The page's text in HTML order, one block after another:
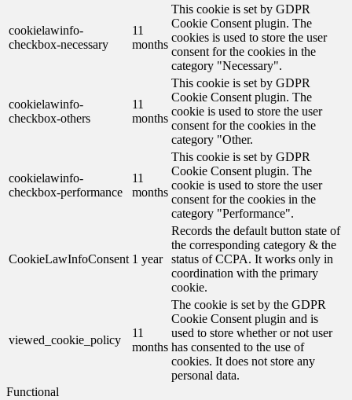
cookielawinfo-
checkbox-necessary
11
months
This cookie is set by GDPR
Cookie Consent plugin. The
cookies is used to store the user
consent for the cookies in the
category "Necessary".
cookielawinfo-
checkbox-others
11
months
This cookie is set by GDPR
Cookie Consent plugin. The
cookie is used to store the user
consent for the cookies in the
category "Other.
cookielawinfo-
checkbox-performance
11
months
This cookie is set by GDPR
Cookie Consent plugin. The
cookie is used to store the user
consent for the cookies in the
category "Performance".
CookieLawInfoConsent 1 year
Records the default button state of
the corresponding category & the
status of CCPA. It works only in
coordination with the primary
cookie.
viewed_cookie_policy
11
months
The cookie is set by the GDPR
Cookie Consent plugin and is
used to store whether or not user
has consented to the use of
cookies. It does not store any
personal data.
Functional